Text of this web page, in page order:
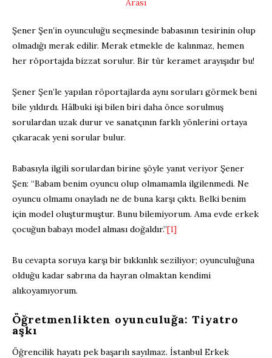
Şener Şen’in oyunculuğu seçmesinde babasının tesirinin olup
olmadığı merak edilir. Merak etmekle de kalınmaz, hemen
her röportajda bizzat sorulur. Bir tür keramet arayışıdır bu!
Şener Şen’le yapılan röportajlarda aynı soruları görmek beni
bile yıldırdı. Hâlbuki işi bilen biri daha önce sorulmuş
sorulardan uzak durur ve sanatçının farklı yönlerini ortaya
çıkaracak yeni sorular bulur.
Babasıyla ilgili sorulardan birine şöyle yanıt veriyor Şener
Şen: “Babam benim oyuncu olup olmamamla ilgilenmedi. Ne
oyuncu olmamı onayladı ne de buna karşı çıktı. Belki benim
için model oluşturmuştur. Bunu bilemiyorum. Ama evde erkek
çocuğun babayı model alması doğaldır.”[1]
Bu cevapta soruya karşı bir bıkkınlık seziliyor; oyunculuğuna
olduğu kadar sabrına da hayran olmaktan kendimi
alıkoyamıyorum.
Öğretmenlikten oyunculuğa: Tiyatro
aşkı
Öğrencilik hayatı pek başarılı sayılmaz. İstanbul Erkek